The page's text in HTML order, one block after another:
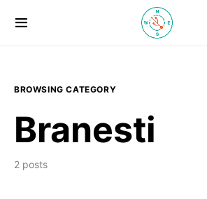
BROWSING CATEGORY
Branesti
2 posts